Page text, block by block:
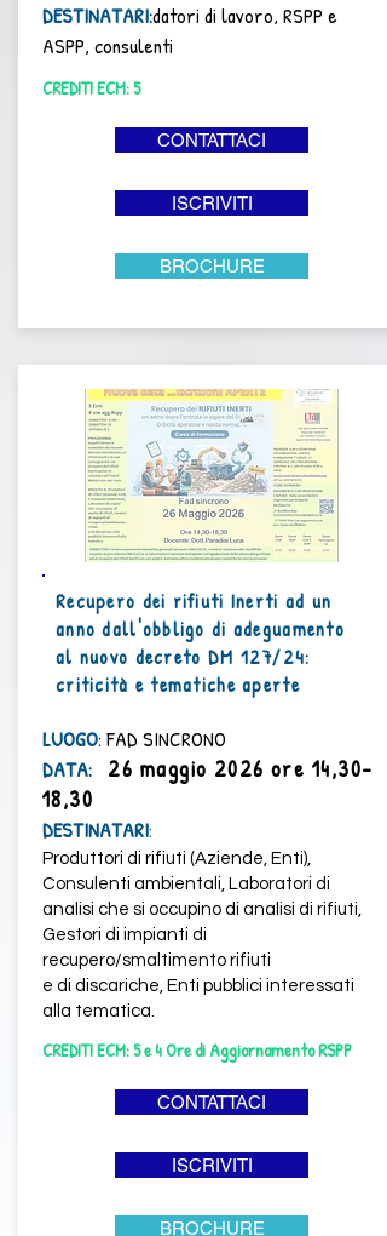
DESTINATARI:datori di lavoro, RSPP e
ASPP, consulenti
CREDITI ECM: 5
CONTATTACI
ISCRIVITI
BROCHURE
Recupero dei rifiuti Inerti ad un
anno dall'obbligo di adeguamento
al nuovo decreto DM 127/24:
criticità e tematiche aperte
LUOGO: FAD SINCRONO
​DATA:
26 maggio 2026 ore 14,30-
18,30
DESTINATARI:
Produttori di rifiuti (Aziende, Enti),
Consulenti ambientali, Laboratori di
analisi che si occupino di analisi di rifiuti,
Gestori di impianti di
recupero/smaltimento rifiuti
e di discariche, Enti pubblici interessati
alla tematica.
CREDITI ECM: 5 e 4 Ore di Aggiornamento RSPP
CONTATTACI
ISCRIVITI
BROCHURE